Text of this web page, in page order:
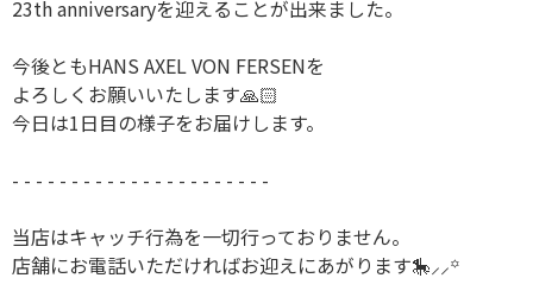
23th anniversaryを迎えることが出来ました。
今後ともHANS AXEL VON FERSENを
よろしくお願いいたします🙏🏻
今日は1日目の様子をお届けします。
- - - - - - - - - - - - - - - - - - - - - -
当店はキャッチ行為を一切行っておりません。
店舗にお電話いただければお迎えにあがります🎠⸝⸝꙳